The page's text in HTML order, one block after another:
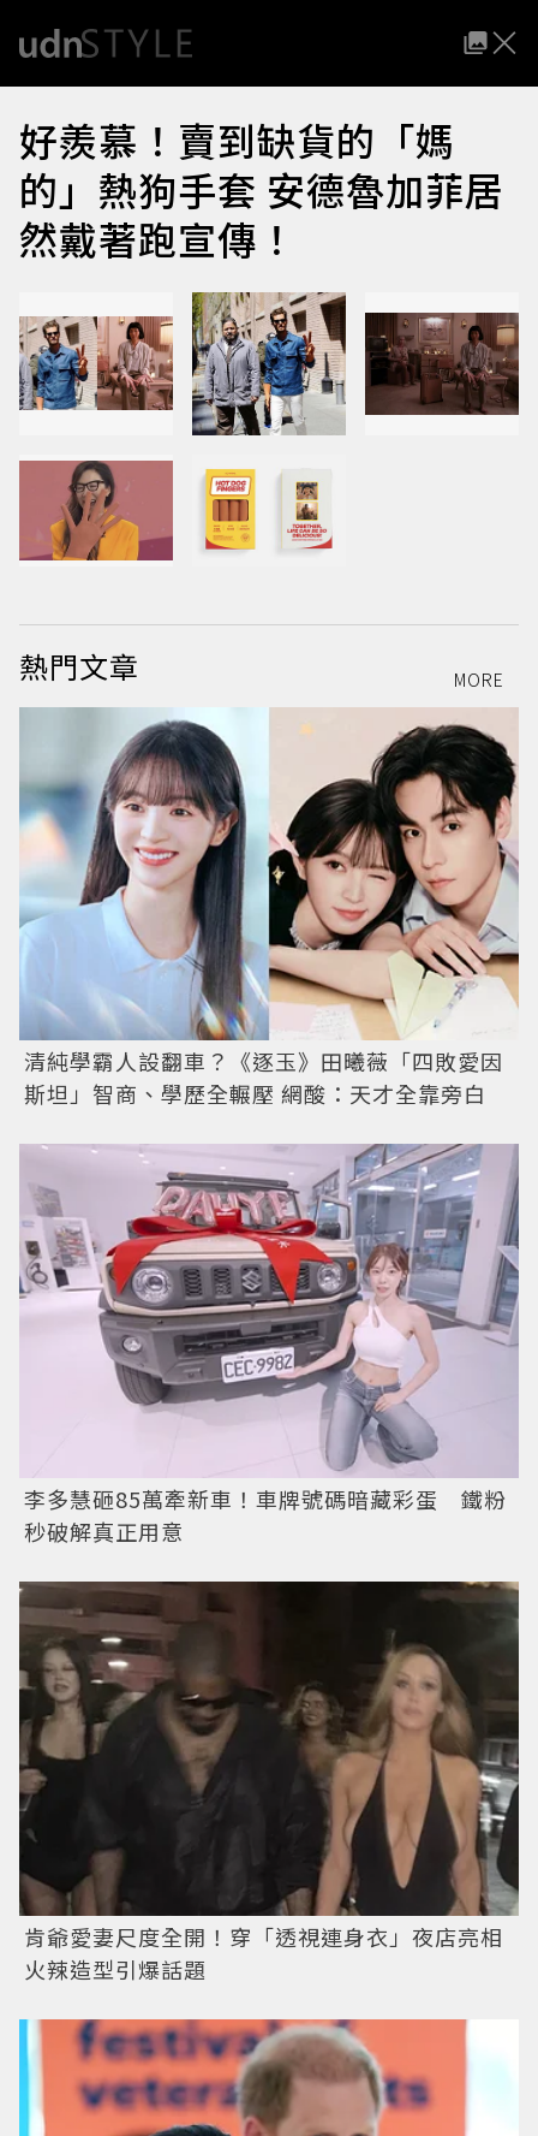
好羨慕！賣到缺貨的「媽
的」熱狗手套 安德魯加菲居
然戴著跑宣傳！
熱門文章 MORE
清純學霸人設翻車？《逐玉》田曦薇「四敗愛因
斯坦」智商、學歷全輾壓 網酸：天才全靠旁白
李多慧砸85萬牽新車！車牌號碼暗藏彩蛋 鐵粉
秒破解真正用意
肯爺愛妻尺度全開！穿「透視連身衣」夜店亮相
火辣造型引爆話題